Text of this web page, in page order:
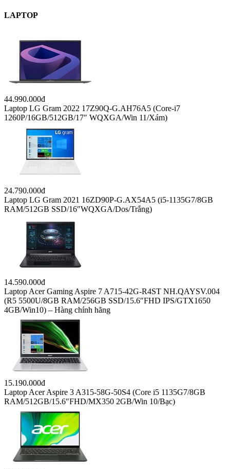
LAPTOP
44.990.000đ
Laptop LG Gram 2022 17Z90Q-G.AH76A5 (Core-i7
1260P/16GB/512GB/17″ WQXGA/Win 11/Xám)
24.790.000đ
Laptop LG Gram 2021 16ZD90P-G.AX54A5 (i5-1135G7/8GB
RAM/512GB SSD/16″WQXGA/Dos/Trắng)
14.590.000đ
Laptop Acer Gaming Aspire 7 A715-42G-R4ST NH.QAYSV.004
(R5 5500U/8GB RAM/256GB SSD/15.6″FHD IPS/GTX1650
4GB/Win10) – Hàng chính hãng
15.190.000đ
Laptop Acer Aspire 3 A315-58G-50S4 (Core i5 1135G7/8GB
RAM/512GB/15.6″FHD/MX350 2GB/Win 10/Bạc)